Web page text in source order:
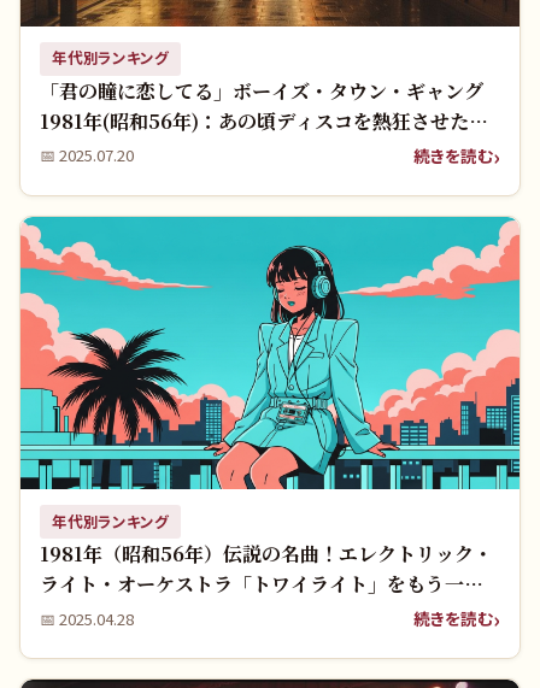
年代別ランキング
「君の瞳に恋してる」ボーイズ・タウン・ギャング
1981年(昭和56年)：あの頃ディスコを熱狂させた伝
説の一曲！
📅 2025.07.20 続きを読む
年代別ランキング
1981年（昭和56年）伝説の名曲！エレクトリック・
ライト・オーケストラ「トワイライト」をもう一
度！
📅 2025.04.28 続きを読む